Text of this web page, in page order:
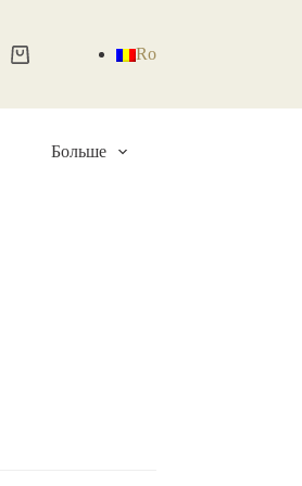
Корзина Ro
Больше